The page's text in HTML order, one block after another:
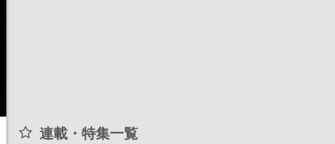
連載・特集一覧